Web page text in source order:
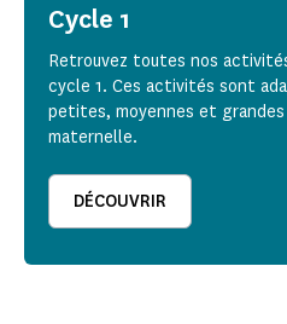
Cycle 1
Retrouvez toutes nos
cycle 1. Ces activités sont
petites, moyennes et
maternelle.
DÉCOUVRIR